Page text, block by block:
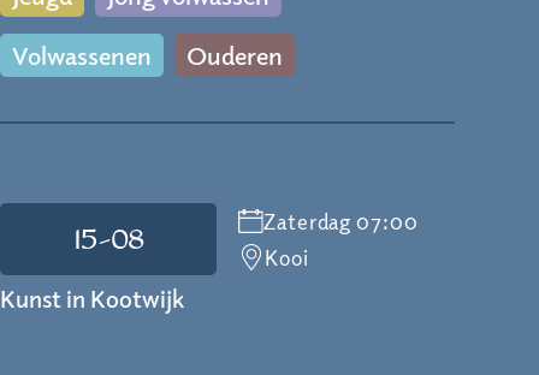
Volwassenen
Ouderen
15-08
Zaterdag 07:00
Kooi
Kunst in Kootwijk